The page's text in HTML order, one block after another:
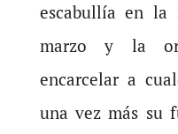
escabullía en la
marzo y la
encarcelar a
una vez más su